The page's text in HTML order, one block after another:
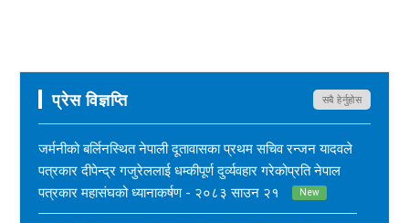
प्रेस विज्ञप्ति सबै हेर्नुहोस
जर्मनीको बर्लिनस्थित नेपाली दूतावासका प्रथम सचिव रन्जन यादवले
पत्रकार दीपेन्द्र गजुरेललाई धम्कीपूर्ण दुर्व्यवहार गरेकोप्रति नेपाल
पत्रकार महासंघको ध्यानाकर्षण - २०८३ साउन २१
New